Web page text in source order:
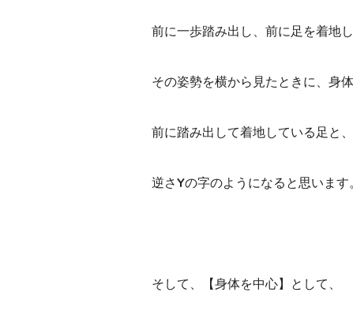
前に一歩踏み出し、前に足を着地
その姿勢を横から見たときに、身体
前に踏み出して着地している足と
逆さYの字のようになると思います。
そして、【身体を中心】として、